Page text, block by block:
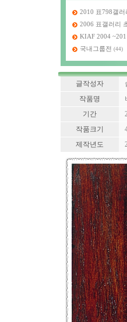
2010 표798갤러
2006 표갤러리
KIAF 2004
국내그룹전 (44)
글작성자
작품명
기간
작품크기
제작년도